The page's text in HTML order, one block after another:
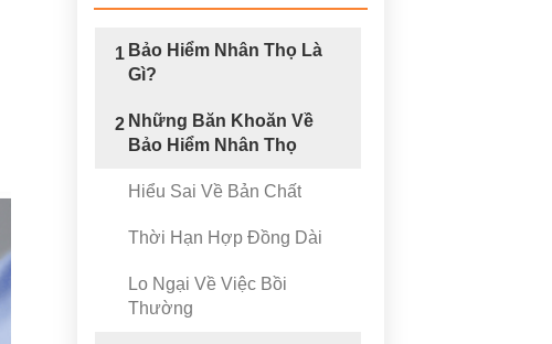
1 Bảo Hiểm Nhân Thọ Là
Gì?
2 Những Băn Khoăn Về
Bảo Hiểm Nhân Thọ
Hiểu Sai Về Bản Chất
Thời Hạn Hợp Đồng Dài
Lo Ngại Về Việc Bồi
Thường